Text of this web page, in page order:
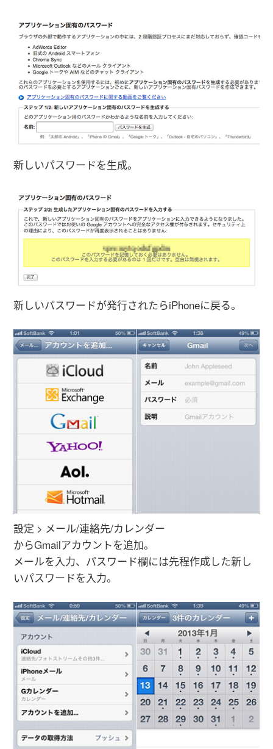
新しいパスワードを生成。
新しいパスワードが発行されたらiPhoneに戻る。
設定 > メール/連絡先/カレンダー
からGmailアカウントを追加。
メールを入力、パスワード欄には先程作成した新し
いパスワードを入力。